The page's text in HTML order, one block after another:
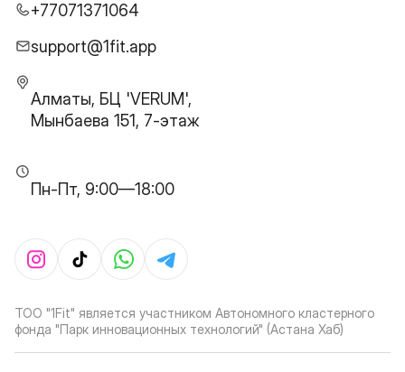
+77071371064
support@1fit.app
Алматы, БЦ 'VERUM',
Мынбаева 151, 7-этаж
Пн-Пт, 9:00—18:00
ТОО "1Fit" является участником Автономного кластерного
фонда "Парк инновационных технологий" (Астана Хаб)